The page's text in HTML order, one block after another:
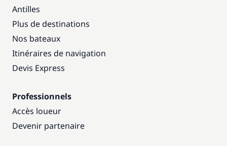
Antilles
Plus de destinations
Nos bateaux
Itinéraires de navigation
Devis Express
Professionnels
Accès loueur
Devenir partenaire